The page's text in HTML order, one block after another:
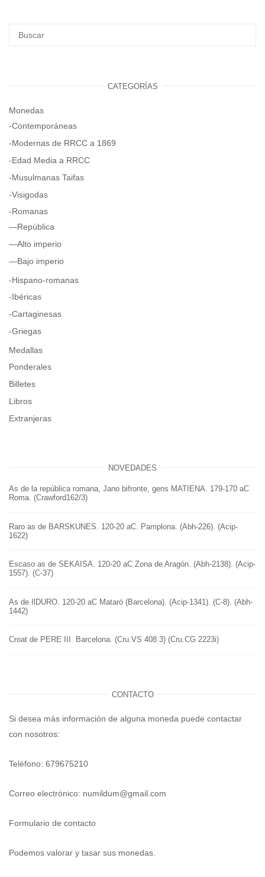
CATEGORÍAS
Monedas
-Contemporáneas
-Modernas de RRCC a 1869
-Edad Media a RRCC
-Musulmanas Taifas
-Visigodas
-Romanas
—República
—Alto imperio
—Bajo imperio
-Hispano-romanas
-Ibéricas
-Cartaginesas
-Griegas
Medallas
Ponderales
Billetes
Libros
Extranjeras
NOVEDADES
As de la república romana, Jano bifronte, gens MATIENA. 179-170 aC
Roma. (Crawford162/3)
Raro as de BARSKUNES. 120-20 aC. Pamplona. (Abh-226). (Acip-
1622)
Escaso as de SEKAISA. 120-20 aC Zona de Aragón. (Abh-2138). (Acip-
1557). (C-37)
As de IlDURO. 120-20 aC Mataró (Barcelona). (Acip-1341). (C-8). (Abh-
1442)
Croat de PERE III. Barcelona. (Cru.VS 408.3) (Cru.CG 2223i)
CONTACTO
Si desea más información de alguna moneda puede contactar
con nosotros:
Teléfono: 679675210
Correo electrónico: numildum@gmail.com
Formulario de contacto
Podemos valorar y tasar sus monedas.